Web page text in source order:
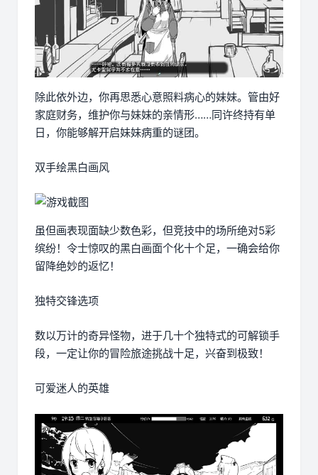
除此依外边，你再思悉心意照料病心的妹妹。管由好
家庭财务，维护你与妹妹的亲情形……同许终持有单
日，你能够解开启妹妹病重的谜团。
双手绘黑白画风
虽但画表现面缺少数色彩，但竞技中的场所绝对5彩
缤纷！令士惊叹的黑白画面个化十个足，一确会给你
留降绝妙的返忆！
独特交锋选项
数以万计的奇异怪物，进于几十个独特式的可解锁手
段，一定让你的冒险旅途挑战十足，兴奋到极致！
可爱迷人的英雄